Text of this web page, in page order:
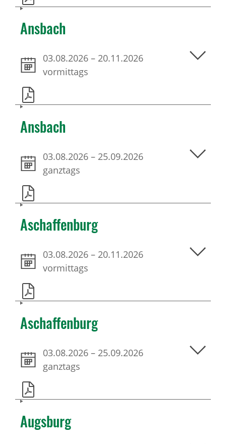
Ansbach
03.08.2026 – 20.11.2026
vormittags
Ansbach
03.08.2026 – 25.09.2026
ganztags
Aschaffenburg
03.08.2026 – 20.11.2026
vormittags
Aschaffenburg
03.08.2026 – 25.09.2026
ganztags
Augsburg